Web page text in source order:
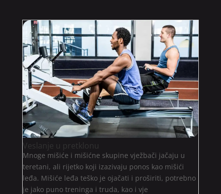
Veslanje u pretklonu
Mnoge mišiće i mišićne skupine vježbači jačaju u
teretani, ali rijetko koji izazivaju ponos kao mišići
leđa. Mišiće leđa teško je ojačati i proširiti, potrebno
je jako puno treninga i truda, kao i vje